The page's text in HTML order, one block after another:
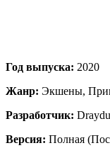
Год выпуска: 2020
Жанр: Экшены,
Разработчик:
Версия: Полная